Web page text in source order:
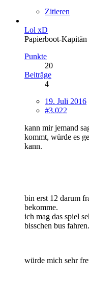
Zitieren
Lol xD
Papierboot-Kapitän
Punkte
20
Beiträge
4
19. Juli 2016
#3.022
kann mir jemand
kommt, würde es
kann.
bin erst 12 darum
bekomme.
ich mag das spiel
bisschen bus fahren.
würde mich sehr